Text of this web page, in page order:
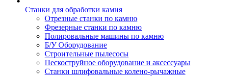
Станки для обработки камня
Отрезные станки по камню
Фрезерные станки по камню
Полировальные машины по камню
Б/У Оборудование
Строительные пылесосы
Пескоструйное оборудование и аксессуары
Станки шлифовальные колено-рычажные